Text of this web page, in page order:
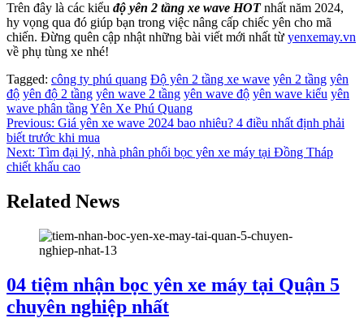
Trên đây là các kiểu độ yên 2 tầng xe wave HOTnhất năm 2024,
hy vọng qua đó giúp bạn trong việc nâng cấp chiếc yên cho mã
chiến. Đừng quên cập nhật những bài viết mới nhất từ yenxemay.vn
về phụ tùng xe nhé!
Tagged: công ty phú quang Độ yên 2 tầng xe wave yên 2 tầng yên
độ yên độ 2 tầng yên wave 2 tầng yên wave độ yên wave kiểu yên
wave phân tầngYên Xe Phú Quang
Điều
hướng
bài
viết
Previous: Giá yên xe wave 2024 bao nhiêu? 4 điều nhất định phải
biết trước khi mua
Next: Tìm đại lý, nhà phân phối bọc yên xe máy tại Đồng Tháp
chiết khấu cao
Related News
04 tiệm nhận bọc yên xe máy tại Quận 5
chuyên nghiệp nhất